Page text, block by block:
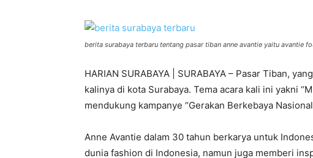
berita surabaya terbaru tentang pasar tiban anne avantie yaitu avantie
HARIAN SURABAYA | SURABAYA – Pasar Tiban,
kalinya di kota Surabaya. Tema acara kali ini yakni
mendukung kampanye “Gerakan Berkebaya
Anne Avantie dalam 30 tahun berkarya untuk
dunia fashion di Indonesia, namun juga memberi